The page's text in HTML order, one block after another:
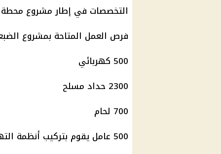
التخصصات في إطار مشروع محطة
فرص العمل المتاحة بمشروع
500 كهربائي
2300 حداد مسلح
700 لحام
500 عامل يقوم بتركيب أنظمة التهوية